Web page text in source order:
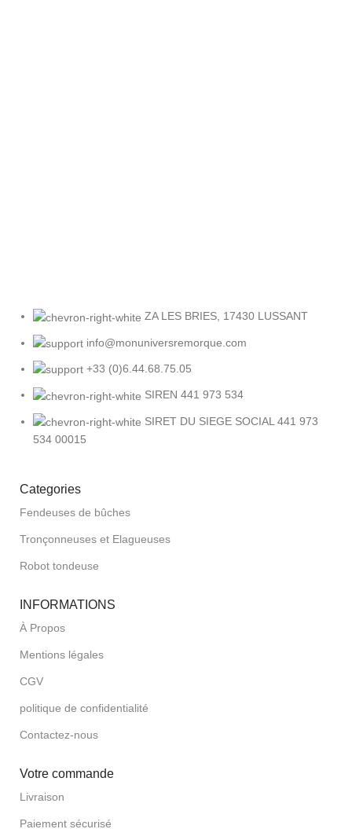
ZA LES BRIES, 17430 LUSSANT
info@monuniversremorque.com
+33 (0)6.44.68.75.05
SIREN 441 973 534
SIRET DU SIEGE SOCIAL 441 973
534 00015
Categories
Fendeuses de bûches
Tronçonneuses et Elagueuses
Robot tondeuse
INFORMATIONS
À Propos
Mentions légales
CGV
politique de confidentialité
Contactez-nous
Votre commande
Livraison
Paiement sécurisé